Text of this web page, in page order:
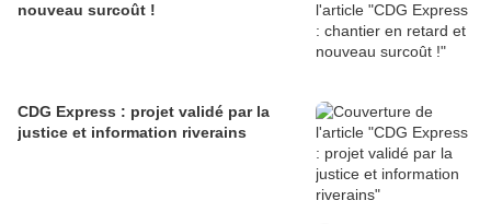
nouveau surcoût !
CDG Express : projet validé par la
justice et information riverains